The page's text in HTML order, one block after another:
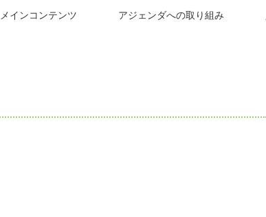
メインコンテンツ アジェンダへの取り組み